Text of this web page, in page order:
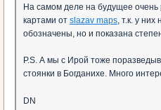
На самом деле на будущее очень
картами от slazav maps, т.к. у них
обозначены, но и показана
P.S. А мы с Ирой тоже
стоянки в Богданихе. Много
DN